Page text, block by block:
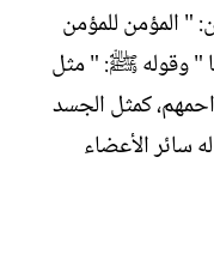
" المؤمن للمؤمن
" وقوله ﷺ: " مثل
كمثل الجسد
سائر الأعضاء